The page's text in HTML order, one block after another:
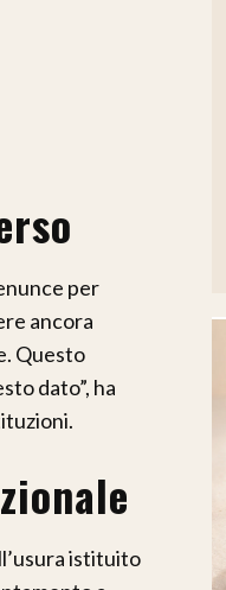
per
ancora
Questo
dato”, ha
istituito